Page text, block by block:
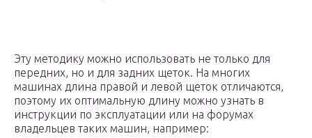
Эту методику можно использовать не только для
передних, но и для задних щеток. На многих
машинах длина правой и левой щеток отличаются,
поэтому их оптимальную длину можно узнать в
инструкции по эксплуатации или на форумах
владельцев таких машин, например: